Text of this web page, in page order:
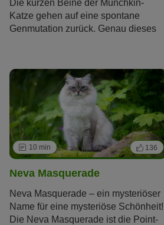
Die kurzen Beine der Munchkin-
Katze gehen auf eine spontane
Genmutation zurück. Genau dieses
aber, was diese Rasse in den Augen
ihrer Züchter und Fans so besonders
macht. Tierschützer betrachten die
Munchkin allerdings als Qualzucht.
10 min 136
Neva Masquerade
Neva Masquerade – ein mysteriöser
Name für eine mysteriöse Schönheit!
Die Neva Masquerade ist die Point-